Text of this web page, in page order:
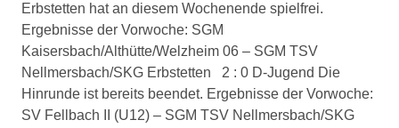
Erbstetten hat an diesem Wochenende spielfrei.
Ergebnisse der Vorwoche: SGM
Kaisersbach/Althütte/Welzheim 06 – SGM TSV
Nellmersbach/SKG Erbstetten 2 : 0 D-Jugend Die
Hinrunde ist bereits beendet. Ergebnisse der Vorwoche:
SV Fellbach II (U12) – SGM TSV Nellmersbach/SKG